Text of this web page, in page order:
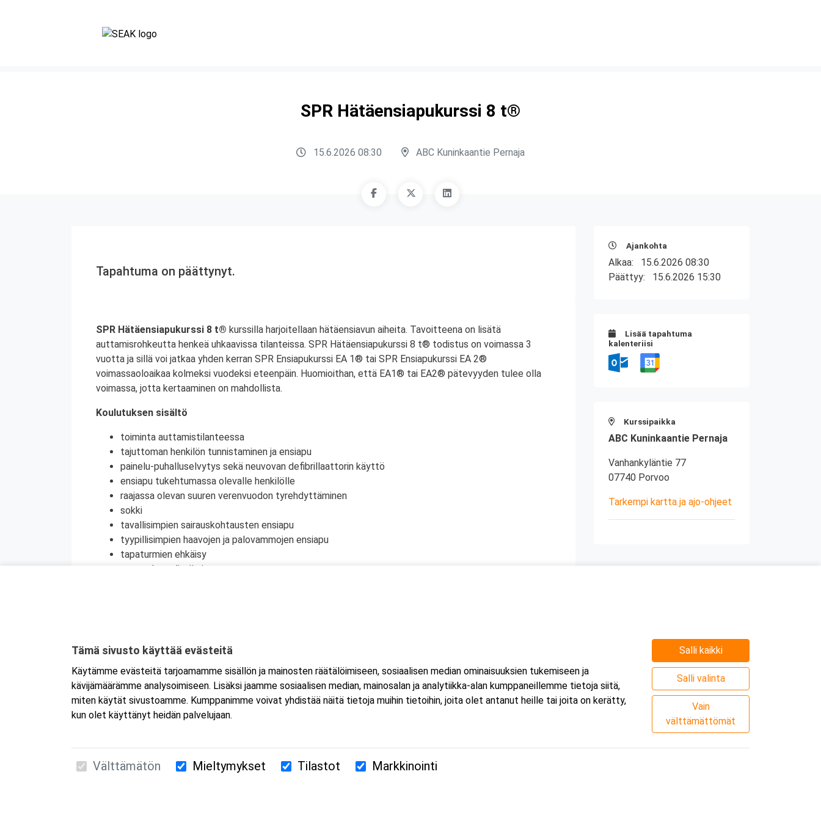
SPR Hätäensiapukurssi 8 t®
15.6.2026 08:30 ABC Kuninkaantie Pernaja
Tapahtuma on päättynyt.
SPR Hätäensiapukurssi 8 t® kurssilla harjoitellaan hätäensiavun aiheita. Tavoitteena on lisätä
auttamisrohkeutta henkeä uhkaavissa tilanteissa. SPR Hätäensiapukurssi 8 t® todistus on voimassa 3
vuotta ja sillä voi jatkaa yhden kerran SPR Ensiapukurssi EA 1® tai SPR Ensiapukurssi EA 2®
voimassaoloaikaa kolmeksi vuodeksi eteenpäin. Huomioithan, että EA1® tai EA2® pätevyyden tulee olla
voimassa, jotta kertaaminen on mahdollista.
Koulutuksen sisältö
toiminta auttamistilanteessa
tajuttoman henkilön tunnistaminen ja ensiapu
painelu-puhalluselvytys sekä neuvovan defibrillaattorin käyttö
ensiapu tukehtumassa olevalle henkilölle
raajassa olevan suuren verenvuodon tyrehdyttäminen
sokki
tavallisimpien sairauskohtausten ensiapu
tyypillisimpien haavojen ja palovammojen ensiapu
tapaturmien ehkäisy
terveyden edistäminen
Ajankohta
Alkaa: 15.6.2026 08:30
Päättyy: 15.6.2026 15:30
Lisää tapahtuma
kalenteriisi
Kurssipaikka
ABC Kuninkaantie Pernaja
Vanhankyläntie 77
07740 Porvoo
Tarkempi kartta ja ajo-ohjeet
Suomen Ensiapukoulutus Oy / Valimotie 21 / 00380 Helsinki
Tämä sivusto käyttää evästeitä
Käytämme evästeitä tarjoamamme sisällön ja mainosten räätälöimiseen, sosiaalisen median ominaisuuksien tukemiseen ja
kävijämäärämme analysoimiseen. Lisäksi jaamme sosiaalisen median, mainosalan ja analytiikka-alan kumppaneillemme tietoja siitä,
miten käytät sivustoamme. Kumppanimme voivat yhdistää näitä tietoja muihin tietoihin, joita olet antanut heille tai joita on kerätty,
kun olet käyttänyt heidän palvelujaan.
Salli kaikki
Salli valinta
Vain
välttämättömät
Välttämätön Mieltymykset Tilastot Markkinointi